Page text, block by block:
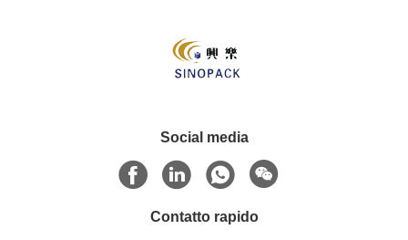
Social media
Contatto rapido